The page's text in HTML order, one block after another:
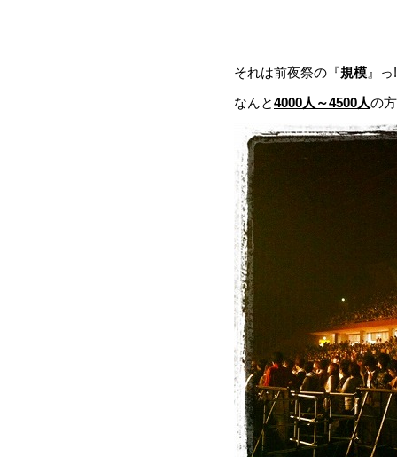
それは前夜祭の『規模 』
なんと4000人～4500人の